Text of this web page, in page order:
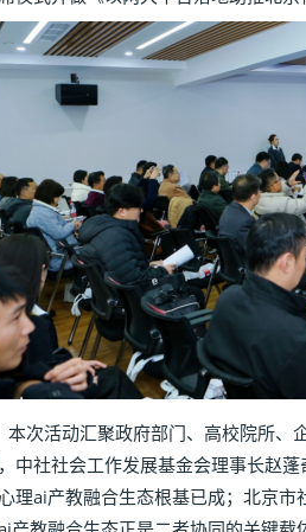
次活动汇聚政府部门、高校院所、
中社社会工作发展基金会理事长赵
理ai产教融合生态根基已成；北京市